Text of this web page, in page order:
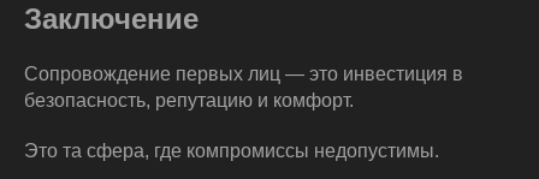
Заключение
Сопровождение первых лиц — это инвестиция в
безопасность, репутацию и комфорт.
Это та сфера, где компромиссы недопустимы.